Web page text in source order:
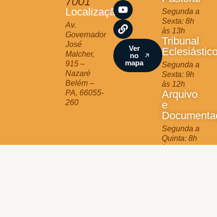
Localização
Av.
Governador
José
Malcher,
915 –
Nazaré
Belém –
PA, 66055-
260
a
g
r
a
m
b
o
o
k
u
b
e
Ver
no
mapa
Segunda a
Sexta: 8h
às 13h
Tribunal
Segunda a
Sexta: 9h
às 12h
Arquivo
e
Segunda a
Quinta: 8h